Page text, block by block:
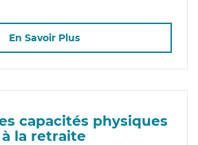
En Savoir Plus
capacités physiques
à la retraite